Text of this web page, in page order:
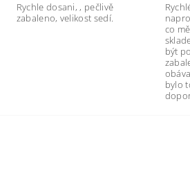
Rychle dosani, , pečlivě
zabaleno, velikost sedí.
co
být
bylo